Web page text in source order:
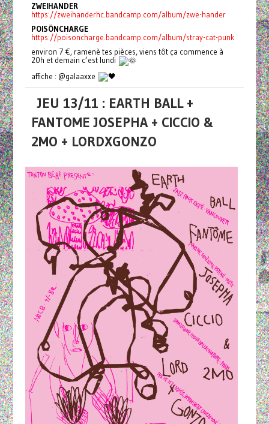
ZWEIHANDER
https://zweihanderhc.bandcamp.com/album/zwe-hander
POISÖNCHARGE
https://poisoncharge.bandcamp.com/album/stray-cat-punk
environ 7 €, ramenè tes pièces, viens tôt ça commence à
20h et demain c’est lundi
affiche : @galaaxxe
JEU 13/11 : EARTH BALL +
FANTOME JOSEPHA + CICCIO &
2MO + LORDXGONZO